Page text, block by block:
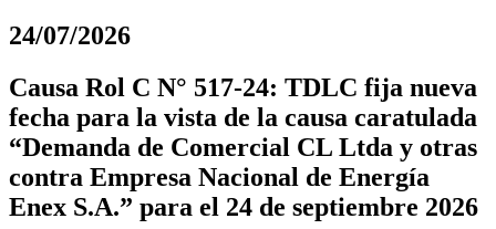
24/07/2026
Causa Rol C N° 517-24: TDLC fija nueva
fecha para la vista de la causa caratulada
“Demanda de Comercial CL Ltda y otras
contra Empresa Nacional de Energía
Enex S.A.” para el 24 de septiembre 2026